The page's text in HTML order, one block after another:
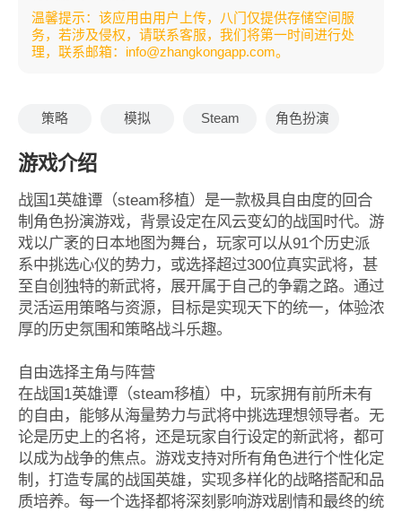
温馨提示：该应用由用户上传，八门仅提供存储空间服
务，若涉及侵权，请联系客服，我们将第一时间进行处
理，联系邮箱：info@zhangkongapp.com。
策略 模拟 Steam 角色扮演
游戏介绍
战国1英雄谭（steam移植）是一款极具自由度的回合
制角色扮演游戏，背景设定在风云变幻的战国时代。游
戏以广袤的日本地图为舞台，玩家可以从91个历史派
系中挑选心仪的势力，或选择超过300位真实武将，甚
至自创独特的新武将，展开属于自己的争霸之路。通过
灵活运用策略与资源，目标是实现天下的统一，体验浓
厚的历史氛围和策略战斗乐趣。
自由选择主角与阵营
在战国1英雄谭（steam移植）中，玩家拥有前所未有
的自由，能够从海量势力与武将中挑选理想领导者。无
论是历史上的名将，还是玩家自行设定的新武将，都可
以成为战争的焦点。游戏支持对所有角色进行个性化定
制，打造专属的战国英雄，实现多样化的战略搭配和品
质培养。每一个选择都将深刻影响游戏剧情和最终的统